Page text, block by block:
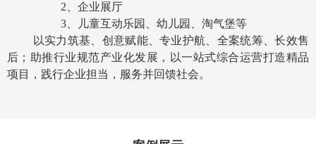
2 、企业展厅
3 、儿童互动乐园、幼儿园、淘气堡等
以实力筑基、创意赋能、专业护航、全案统筹、长效售
后；助推行业规范产业化发展，以一站式综合运营打造精品
项目，践行企业担当，服务并回馈社会。